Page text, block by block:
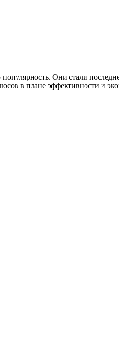
Они стали
в плане эффективности и